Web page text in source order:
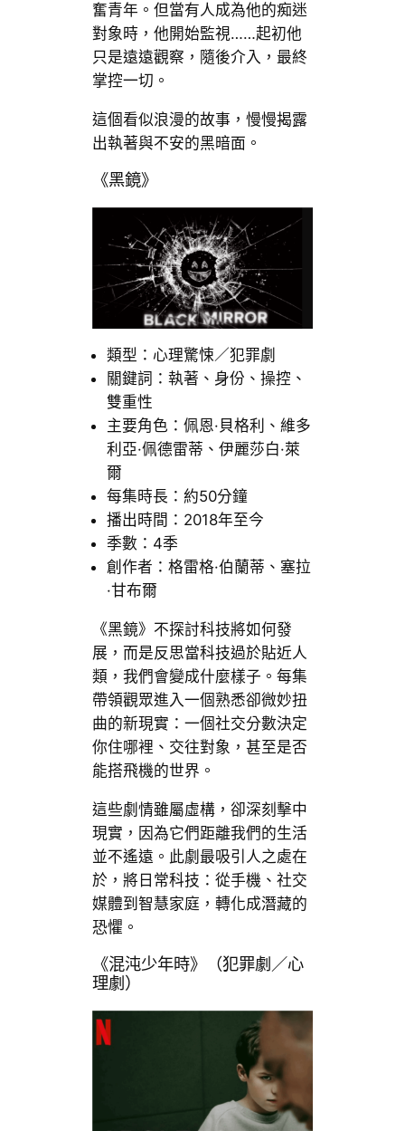
奮青年。但當有人成為他的痴迷
對象時，他開始監視……起初他
只是遠遠觀察，隨後介入，最終
掌控一切。
這個看似浪漫的故事，慢慢揭露
出執著與不安的黑暗面。
《黑鏡》
類型：心理驚悚／犯罪劇
關鍵詞：執著、身份、操控、
雙重性
主要角色：佩恩·貝格利、維多
利亞·佩德雷蒂、伊麗莎白·萊
爾
每集時長：約50分鐘
播出時間：2018年至今
季數：4季
創作者：格雷格·伯蘭蒂、塞拉
·甘布爾
《黑鏡》不探討科技將如何發
展，而是反思當科技過於貼近人
類，我們會變成什麼樣子。每集
帶領觀眾進入一個熟悉卻微妙扭
曲的新現實：一個社交分數決定
你住哪裡、交往對象，甚至是否
能搭飛機的世界。
這些劇情雖屬虛構，卻深刻擊中
現實，因為它們距離我們的生活
並不遙遠。此劇最吸引人之處在
於，將日常科技：從手機、社交
媒體到智慧家庭，轉化成潛藏的
恐懼。
《混沌少年時》（犯罪劇／心
理劇）